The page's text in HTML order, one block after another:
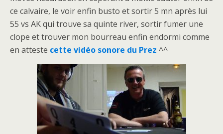
ce calvaire, le voir enfin busto et sortir 5 mn après lui
55 vs AK qui trouve sa quinte river, sortir fumer une
clope et trouver mon bourreau enfin endormi comme
en atteste cette vidéo sonore du Prez ^^